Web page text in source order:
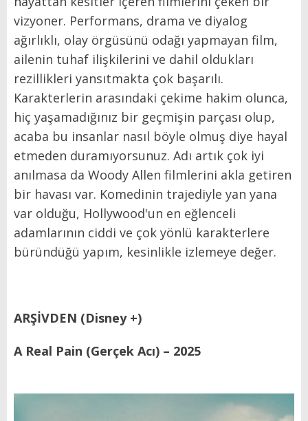
vizyoner. Performans, drama ve diyalog
ağırlıklı, olay örgüsünü odağı yapmayan film,
ailenin tuhaf ilişkilerini ve dahil oldukları
rezillikleri yansıtmakta çok başarılı.
Karakterlerin arasındaki çekime hakim olunca,
hiç yaşamadığınız bir geçmişin parçası olup,
acaba bu insanlar nasıl böyle olmuş diye hayal
etmeden duramıyorsunuz. Adı artık çok iyi
anılmasa da Woody Allen filmlerini akla getiren
bir havası var. Komedinin trajediyle yan yana
var olduğu, Hollywood'un en eğlenceli
adamlarının ciddi ve çok yönlü karakterlere
büründüğü yapım, kesinlikle izlemeye değer.
ARŞİVDEN (Disney +)
A Real Pain (Gerçek Acı) – 2025